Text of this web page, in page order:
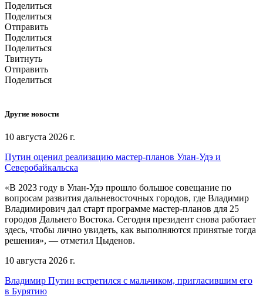
Поделиться
Поделиться
Отправить
Поделиться
Поделиться
Твитнуть
Отправить
Поделиться
Другие новости
10 августа 2026 г.
Путин оценил реализацию мастер-планов Улан-Удэ и
Северобайкальска
«В 2023 году в Улан-Удэ прошло большое совещание по
вопросам развития дальневосточных городов, где Владимир
Владимирович дал старт программе мастер-планов для 25
городов Дальнего Востока. Сегодня президент снова работает
здесь, чтобы лично увидеть, как выполняются принятые тогда
решения», — отметил Цыденов.
10 августа 2026 г.
Владимир Путин встретился с мальчиком, пригласившим его
в Бурятию